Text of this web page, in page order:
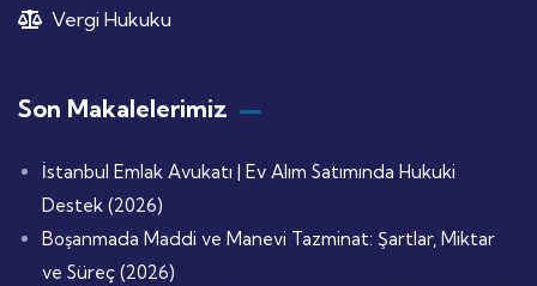
Vergi Hukuku
Son Makalelerimiz
İstanbul Emlak Avukatı | Ev Alım Satımında Hukuki
Destek (2026)
Boşanmada Maddi ve Manevi Tazminat: Şartlar, Miktar
ve Süreç (2026)